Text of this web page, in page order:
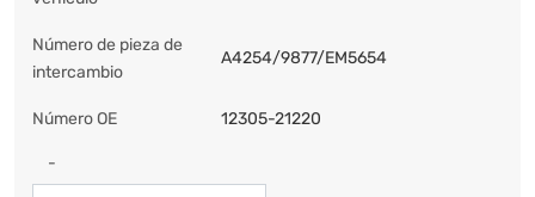
Número de pieza de
intercambio
A4254/9877/EM5654
Número OE 12305-21220
-